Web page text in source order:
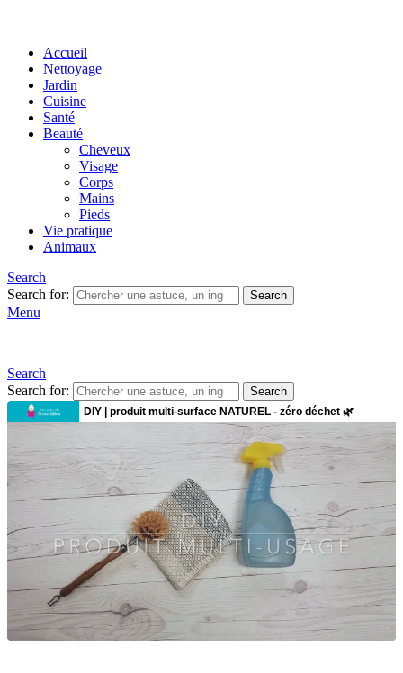
Accueil
Nettoyage
Jardin
Cuisine
Santé
Beauté
Cheveux
Visage
Corps
Mains
Pieds
Vie pratique
Animaux
Search
Search for:
Search
Menu
Search
Search for:
Search